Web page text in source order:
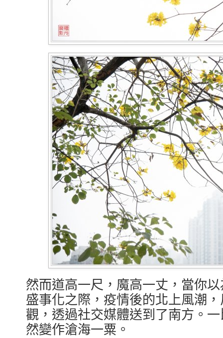
然而道高一尺，魔高一丈，當你
盛事化之際，疫情後的北上風潮
觀，透過社交媒體送到了南方。
然變作滄海一粟。